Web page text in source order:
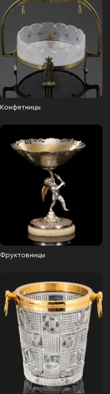
Конфетницы
Фруктовницы